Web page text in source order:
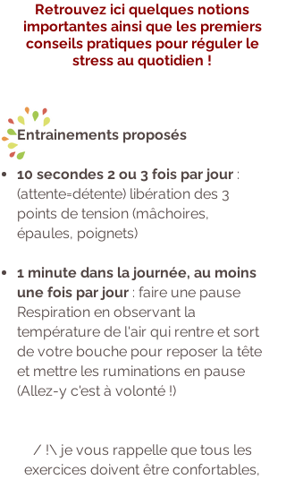
Retrouvez ici quelques notions
importantesainsi que les premiers
conseils pratiques pour réguler le
stress au quotidien !
Entrainements proposés
​10 secondes 2 ou 3 fois par jour :
(attente=détente) libération des 3
points de tension (mâchoires,
épaules, poignets)
1 minute dans la journée, au moins
une fois par jour : faire une pause
Respiration en observant la
température de l'air qui rentre et sort
de votre bouche pour reposer la tête
et mettre les ruminations en pause
(Allez-y c'est à volonté !)
/ !\ je vous rappelle que tous les
exercices doivent être confortables,